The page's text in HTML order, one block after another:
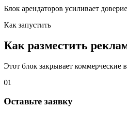
Блок арендаторов усиливает
Как запустить
Как разместить
Этот блок закрывает коммерческие
01
Оставьте заявку